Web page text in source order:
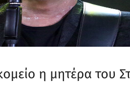
η μητέρα του